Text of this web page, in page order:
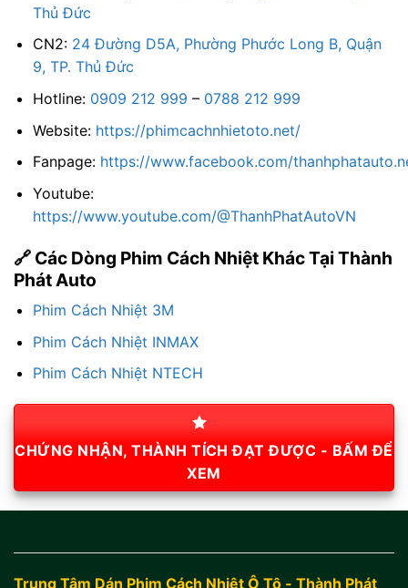
Thủ Đức
CN2: 24 Đường D5A, Phường Phước Long B, Quận
9, TP. Thủ Đức
Hotline: 0909 212 999 – 0788 212 999
Website: https://phimcachnhietoto.net/
Fanpage: https://www.facebook.com/
Youtube:
https://www.youtube.com/@ThanhPhatAutoVN
🔗 Các Dòng Phim Cách Nhiệt Khác Tại Thành
Phát Auto
Phim Cách Nhiệt 3M
Phim Cách Nhiệt INMAX
Phim Cách Nhiệt NTECH
CHỨNG NHẬN, THÀNH TÍCH ĐẠT ĐƯỢC - BẤM ĐỂ
XEM
Trung Tâm Dán Phim Cách Nhiệt Ô Tô - Thành Phát